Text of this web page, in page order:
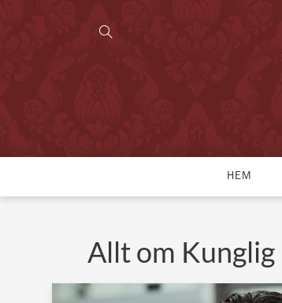
HEM
Allt om